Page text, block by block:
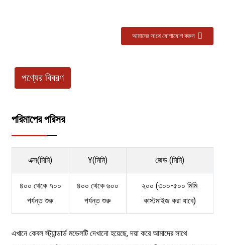
আমাদের সাথে যোগাযোগ করুন
পণ্যের বিবরণ
পরিমাপের পরিসর
এক্স(মিমি) Y(মিমি) জেড (মিমি)
৪০০ থেকে ৭০০
পর্যন্ত শুরু
৪০০ থেকে ৬০০
পর্যন্ত শুরু
২০০ (৩০০-৫০০ মিমি
কাস্টমাইজ করা যাবে)
এখানে কেবল স্ট্যান্ডার্ড মডেলটি দেখানো হয়েছে, দয়া করে আমাদের সাথে